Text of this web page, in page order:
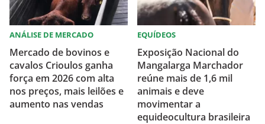
ANÁLISE DE MERCADO
Mercado de bovinos e
cavalos Crioulos ganha
força em 2026 com alta
nos preços, mais leilões e
aumento nas vendas
EQUÍDEOS
Exposição Nacional do
Mangalarga Marchador
reúne mais de 1,6 mil
animais e deve
movimentar a
equideocultura brasileira